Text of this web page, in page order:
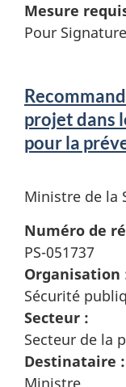
Mesure
Pour Signature
projet dans
pour la
Ministre de la
Numéro de
PS-051737
Organisation
Sécurité
Secteur :
Secteur de la
Destinataire :
Ministre